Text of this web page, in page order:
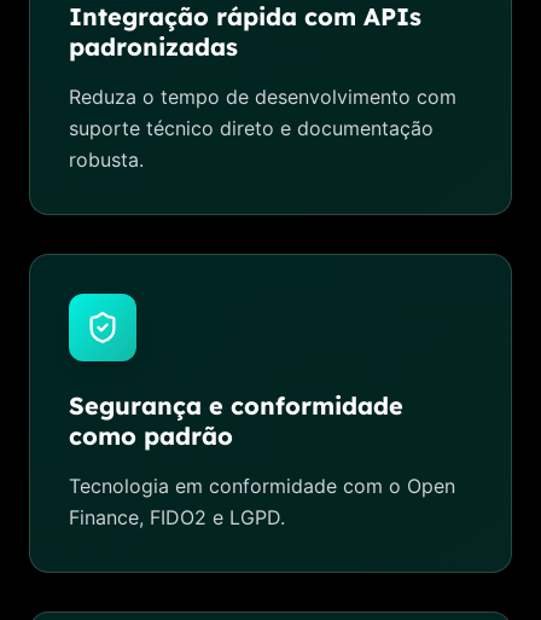
Integração rápida com APIs
padronizadas
Reduza o tempo de desenvolvimento com
suporte técnico direto e documentação
robusta.
Segurança e conformidade
como padrão
Tecnologia em conformidade com o Open
Finance, FIDO2 e LGPD.